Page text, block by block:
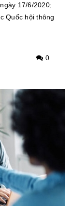
17/6/2020;
Quốc hội thông
0